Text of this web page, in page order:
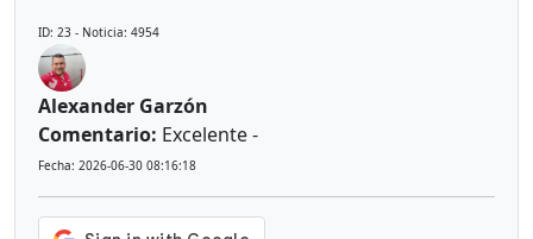
ID: 23 - Noticia: 4954
Alexander Garzón
Comentario: Excelente -
Fecha: 2026-06-30 08:16:18